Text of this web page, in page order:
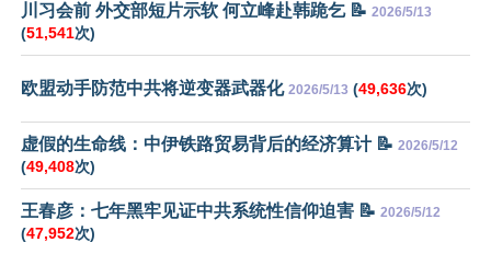
川习会前 外交部短片示软 何立峰赴韩跪乞 📝 2026/5/13
(51,541次)
欧盟动手防范中共将逆变器武器化 2026/5/13 (49,636次)
虚假的生命线：中伊铁路贸易背后的经济算计 📝 2026/5/12
(49,408次)
王春彦：七年黑牢见证中共系统性信仰迫害 📝 2026/5/12
(47,952次)